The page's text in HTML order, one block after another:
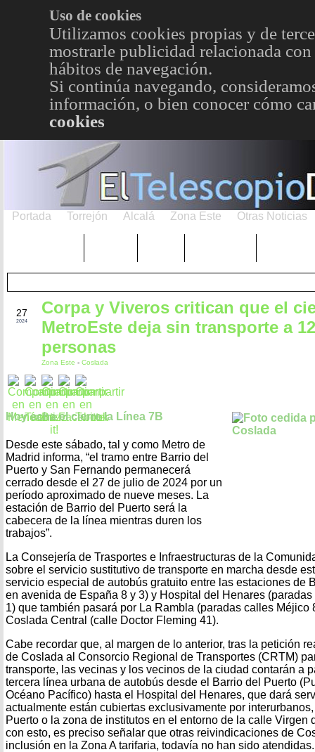
Uso de cookies
Utilizamos cookies propias y de
mostrarle publicidad relacionada
hábitos de navegación.
Si continúa navegando,
información, o bien conocer cómo
cookies
Portada Torrejón Alcalá Zona Este Otras Noticias
27
2024
Corpa y Viveros critican que el
MetroEste deja sin transporte a
personas
Zona Este - Coslada
Hoy echa el cierre la Línea 7B
Desde este sábado, tal y como Metro de
Madrid informa, “el tramo entre Barrio del
Puerto y San Fernando permanecerá
cerrado desde el 27 de julio de 2024 por un
período aproximado de nueve meses. La
estación de Barrio del Puerto será la
cabecera de la línea mientras duren los
trabajos”.
La Consejería de Trasportes e Infraestructuras de la
sobre el servicio sustitutivo de transporte en marcha desde
servicio especial de autobús gratuito entre las estaciones de
en avenida de España 8 y 3) y Hospital del Henares
1) que también pasará por La Rambla (paradas calles Méjico
Coslada Central (calle Doctor Fleming 41).
Cabe recordar que, al margen de lo anterior, tras la petición
de Coslada al Consorcio Regional de Transportes (CRTM)
transporte, las vecinas y los vecinos de la ciudad contarán a
tercera línea urbana de autobús desde el Barrio del Puerto
Océano Pacífico) hasta el Hospital del Henares, que dará
actualmente están cubiertas exclusivamente por
Puerto o la zona de institutos en el entorno de la calle Virgen
con esto, es preciso señalar que otras reivindicaciones de
inclusión en la Zona A tarifaria, todavía no han sido atendidas.